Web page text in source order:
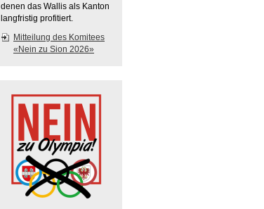
denen das Wallis als Kanton
langfristig profitiert.
Mitteilung des Komitees
«Nein zu Sion 2026»